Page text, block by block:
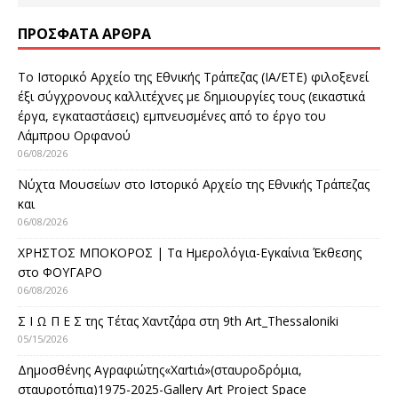
ΠΡΌΣΦΑΤΑ ΆΡΘΡΑ
Το Ιστορικό Αρχείο της Εθνικής Τράπεζας (ΙΑ/ΕΤΕ) φιλοξενεί
έξι σύγχρονους καλλιτέχνες με δημιουργίες τους (εικαστικά
έργα, εγκαταστάσεις) εμπνευσμένες από το έργο του
Λάμπρου Ορφανού
06/08/2026
Νύχτα Μουσείων στο Ιστορικό Αρχείο της Εθνικής Τράπεζας
και
06/08/2026
ΧΡΗΣΤΟΣ ΜΠΟΚΟΡΟΣ | Τα Ημερολόγια-Εγκαίνια Έκθεσης
στο ΦΟΥΓΑΡΟ
06/08/2026
Σ Ι Ω Π Ε Σ της Τέτας Χαντζάρα στη 9th Art_Thessaloniki
05/15/2026
Δημοσθένης Αγραφιώτης«Xαrtιά»(σταυροδρόμια,
σταυροτόπια)1975-2025-Gallery Art Project Space